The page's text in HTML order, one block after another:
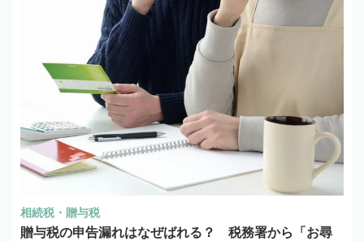
相続税・贈与税
贈与税の申告漏れはなぜばれる？ 税務署から「お尋